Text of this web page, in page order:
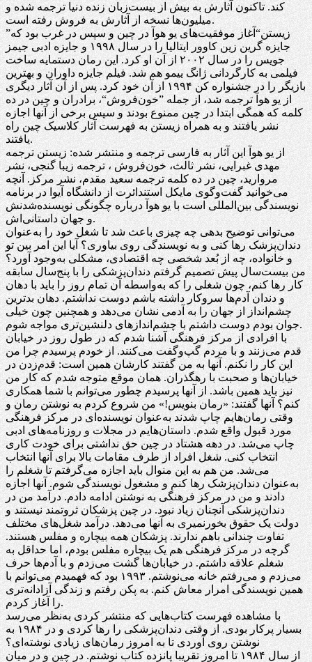
کند. تاکنون آثارش به بیش از بیست‌زبان زنده دنیا ترجمه شده و
میلیون‌ها نسخه از آثارش به فروش رفته است.
”زیستن“آغاز موفقیت‌های یو هوآ در چین و سپس در غرب بود که
جایزه گرین زین کاوور ایتالیا را در سال ۱۹۹۸ و جایزه ادبی جیمز
جویس را در سال ۲۰۰۲ از آن او کرد. این رمان دستمایه ساخت
فیلمی به کارگردانی ژانگ ییمو هم شد. فیلم جایزه داوران و بهترین
بازیگر را در جشنواره کن ۱۹۹۴ از آن خود کرد. پس از آن آثار دیگری
از یو هوآ ترجمه شد، از جمله ”خون‌فروش“، برادران و چین در ده
کلمه که همگی ابتدا در چین ممنوع بودند و سپس برخی از آنها اجازه
نشر یافتند و به همراه زیستن به فهرست آثار کلاسیک چین راه
یافتند.
از یو هوآ این آثار به فارسی ترجمه و منتشر شده: زیستن ترجمه
مهدی غبرایی، نشر ثالث، خون‌فروش ، ترجمه زیبا گنجی، نشر
مروارید، چین در ده کلمه ترجمه سعید مقدم، نشر مرکز. آنچه
می‌خوانید گفت‌وگوی مایکل استندائرت از دانشگاه آیوا در برنامه
نویسندگی بین‌المللی است با یو هوآ درباره چگونگی نویسنده‌شدنش
و جهان داستانی‌اش.
می‌توانی توضیح بدهی چه چیزی باعث شد تا شغل خود را به‌عنوان
دندان‌پزشک رها کنی و به نویسندگی روی بیاوری؟ آیا این امر بین تو
و خانواده، چه از بُعد شخصی چه اقتصادی، مشکلی به‌وجود آورد؟
من بیست‌سال پیش تصمیم گرفتم دندان‌پزشکی را با پنج‌سال سابقه
کار رها کنم، چون شغلی را که به‌واسطه آن تمام روز را باید با دهان
و دندان آدم‌ها سروکار داشته باشم دوست نداشتم. دهان بدترین
چشم‌انداز از جهان را به آدمی نشان می‌دهد و همچنین چون خیلی
جوان بودم دوست داشتم با چشم‌اندازهای دلنشین‌تری مواجه شوم.
با افرادی از مرکز فرهنگی آشنا شدم که در طول روز در خیابان
قدم می‌زنند و با مردم گپ‌وگفت‌ می‌کنند. از خودم پرسیدم چرا من
این کار را نکنم. آنها به من گفتند کارشان همین است: قدم‌زدن در
خیابان‌ها و صحبت با رهگذران. همان موقع متوجه شدم که کار من
نیز باید همین باشد. از آنها پرسیدم چطور می‌توانم با شما همکاری
کنم؟ آنها گفتند: «رمان بنویس!» من شروع کردم به نوشتن رمان‌ و
وقتی رمان‌هایم چاپ شدند به‌عنوان نویسنده‌ای در مرکز فرهنگی
مورد قبول واقع شدم. داستان‌هایم در مجلات و روزنامه‌های ادبی
چاپ می‌شد. در دهه هشتاد در چین حق نداشتی برای خودت کاری
انتخاب کنی. شغل افراد از طرف مقامات بالا برای آنها انتخاب
می‌شد. من هم به این منوال باید اجازه می‌گرفتم تا شغلم را
به‌عنوان دندان‌پزشک رها کنم و مشغول نویسندگی شوم. آنها اجازه
دادند و من در مرکز فرهنگی به نوشتن ادامه دادم. درآمد من در
دندان‌پزشکی آنچنان زیاد نبود. در چین پزشکان ثروتمند نیستند و
دولت یک حقوق بخورنمیری به آنها می‌دهد. درآمد شغل‌های مختلف
تفاوت چندانی باهم ندارند. پزشکان همه بیچاره و مفلس هستند.
گرچه در مرکز فرهنگی هم یک بیچاره مفلس بودم، اما حداقل به
شغلم علاقه داشتم. در خیابان‌ها گشت می‌زدم و با آدم‌ها حرف
می‌زدم و می‌رفتم خانه می‌نوشتم. ۱۹۹۳ بود که فهمیدم می‌توانم با
همین نویسندگی امرار معاش کنم. به پکن رفتم و زندگی آزادانه‌تری
را آغاز کردم.
با مشاهده فهرست کتاب‌هایی که منتشر کردی به‌نظر می‌رسد
بسیار پرکار بودی. از وقتی دندان‌پزشکی را رها کردی و در ۱۹۸۴ به
نوشتن روی آوردی تا به‌ امروز رمان‌های زیادی نوشته‌ای؟
از سال ۱۹۸۴ تا امروز تقریبا پانزده کتاب نوشتم. در چین و در میان